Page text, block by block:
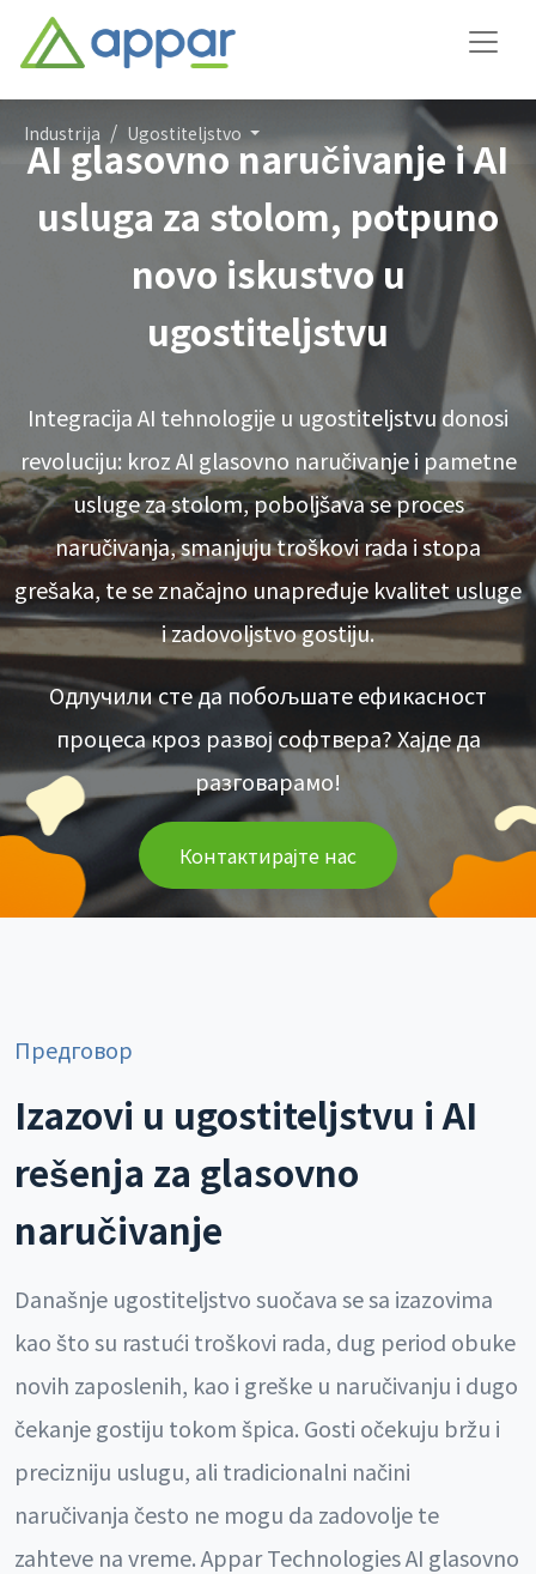
Industrija Ugostiteljstvo
AI glasovno naručivanje i AI
usluga za stolom, potpuno
novo iskustvo u
ugostiteljstvu
Integracija AI tehnologije u ugostiteljstvu donosi
revoluciju: kroz AI glasovno naručivanje i pametne
usluge za stolom, poboljšava se proces
naručivanja, smanjuju troškovi rada i stopa
grešaka, te se značajno unapređuje kvalitet usluge
i zadovoljstvo gostiju.
Одлучили сте да побољшате ефикасност
процеса кроз развој софтвера? Хајде да
разговарамо!
Контактирајте нас
Предговор
Izazovi u ugostiteljstvu i AI
rešenja za glasovno
naručivanje
Današnje ugostiteljstvo suočava se sa izazovima
kao što su rastući troškovi rada, dug period obuke
novih zaposlenih, kao i greške u naručivanju i dugo
čekanje gostiju tokom špica. Gosti očekuju bržu i
precizniju uslugu, ali tradicionalni načini
naručivanja često ne mogu da zadovolje te
zahteve na vreme. Appar Technologies AI glasovno